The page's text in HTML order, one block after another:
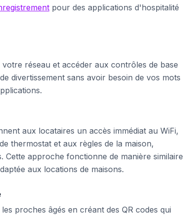
pour des applications d'hospitalité
réseau et accéder aux contrôles de base
divertissement sans avoir besoin de vos mots
aux locataires un accès immédiat au WiFi,
thermostat et aux règles de la maison,
approche fonctionne de manière similaire
aux locations de maisons.
proches âgés en créant des QR codes qui